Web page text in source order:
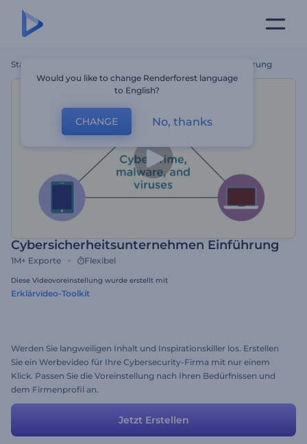
Startseite Cybersicherheitsunternehmen Einführung
Cybersicherheitsunternehmen Einführung
1M+ Exporte Flexibel
Diese Videovoreinstellung wurde erstellt mit
Erklärvideo-Toolkit
Werden Sie langweiligen Inhalt und Inspirationskiller los. Erstellen
Sie ein Werbevideo für Ihre Cybersecurity-Firma mit nur einem
Klick. Passen Sie die Voreinstellung nach Ihren Bedürfnissen und
dem Firmenprofil an.
Jetzt Erstellen
Would you like to change Renderforest language
to English?
CHANGE No, thanks